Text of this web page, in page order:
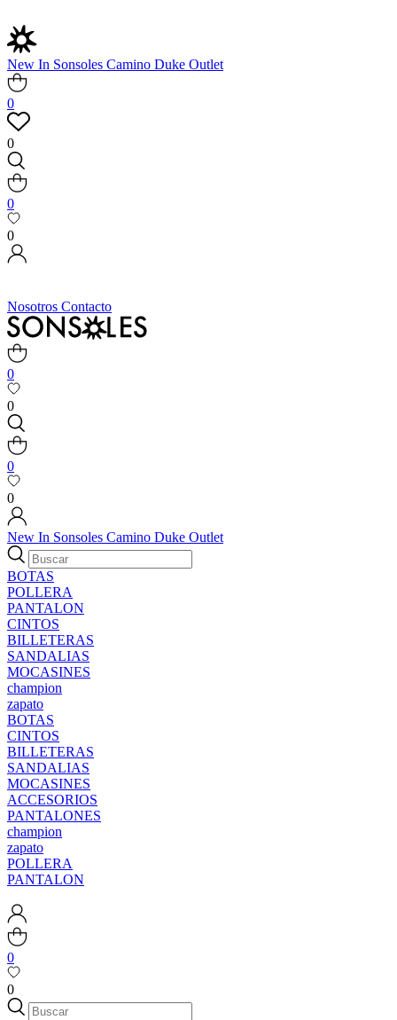
New In Sonsoles Camino Duke Outlet
0
0
0
0
Nosotros Contacto
0
0
0
0
New In Sonsoles Camino Duke Outlet
BOTAS
POLLERA
PANTALON
CINTOS
BILLETERAS
SANDALIAS
MOCASINES
champion
zapato
BOTAS
CINTOS
BILLETERAS
SANDALIAS
MOCASINES
ACCESORIOS
PANTALONES
champion
zapato
POLLERA
PANTALON
0
0